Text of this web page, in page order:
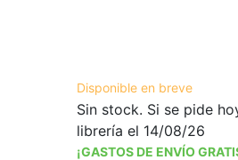
Disponible en breve
Sin stock. Si se pide
librería el 14/08/26
¡GASTOS DE ENVÍO